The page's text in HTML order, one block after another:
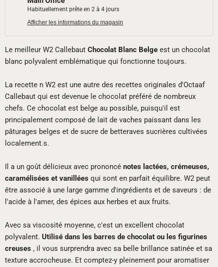
Habituellement prête en 2 à 4 jours
Afficher les informations du magasin
Le meilleur W2 Callebaut Chocolat Blanc Belge est un chocolat
blanc polyvalent emblématique qui fonctionne toujours.
La recette n W2 est une autre des recettes originales d'Octaaf
Callebaut qui est devenue le chocolat préféré de nombreux
chefs. Ce chocolat est belge au possible, puisqu'il est
principalement composé de lait de vaches paissant dans les
pâturages belges et de sucre de betteraves sucrières cultivées
localement.s.
Il a un goût délicieux avec prononcé notes lactées, crémeuses,
caramélisées et vanillées qui sont en parfait équilibre. W2 peut
être associé à une large gamme d'ingrédients et de saveurs : de
l'acide à l'amer, des épices aux herbes et aux fruits.
Avec sa viscosité moyenne, c'est un excellent chocolat
polyvalent. Utilisé dans les barres de chocolat ou les figurines
creuses , il vous surprendra avec sa belle brillance satinée et sa
texture accrocheuse. Et comptez-y pleinement pour aromatiser